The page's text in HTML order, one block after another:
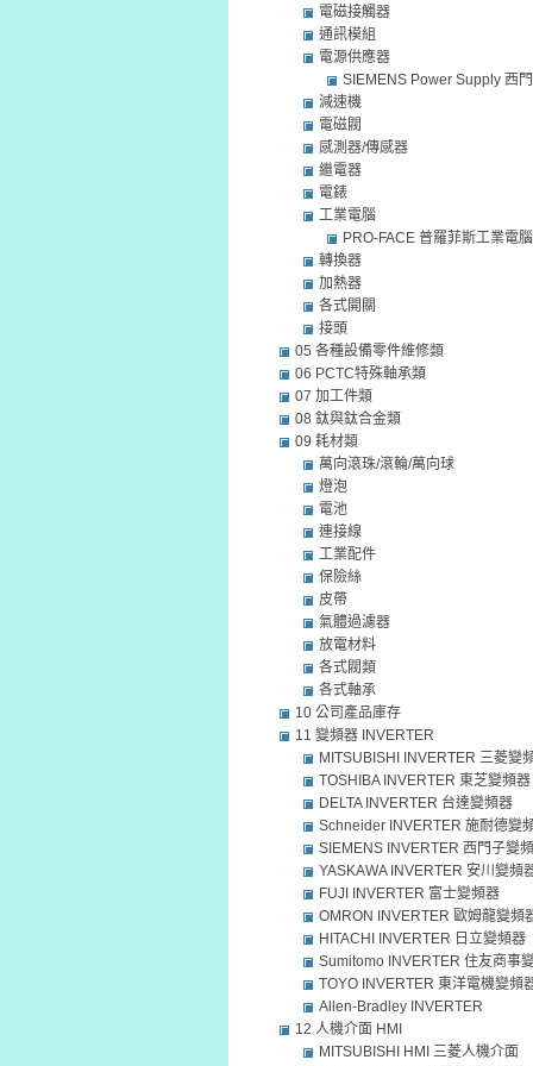
電磁接觸器
通訊模組
電源供應器
SIEMENS Power Supply 西
減速機
電磁閥
感測器/傳感器
繼電器
電錶
工業電腦
PRO-FACE 普羅菲斯工業電腦
轉換器
加熱器
各式開關
接頭
05 各種設備零件維修類
06 PCTC特殊軸承類
07 加工件類
08 鈦與鈦合金類
09 耗材類
萬向滾珠/滾輪/萬向球
燈泡
電池
連接線
工業配件
保險絲
皮帶
氣體過濾器
放電材料
各式閥類
各式軸承
10 公司產品庫存
11 變頻器 INVERTER
MITSUBISHI INVERTER 三菱變
TOSHIBA INVERTER 東芝變頻器
DELTA INVERTER 台達變頻器
Schneider INVERTER 施耐德變
SIEMENS INVERTER 西門子變
YASKAWA INVERTER 安川變頻
FUJI INVERTER 富士變頻器
OMRON INVERTER 歐姆龍變頻
HITACHI INVERTER 日立變頻器
Sumitomo INVERTER 住友商事
TOYO INVERTER 東洋電機變頻
Allen-Bradley INVERTER
12 人機介面 HMI
MITSUBISHI HMI 三菱人機介面